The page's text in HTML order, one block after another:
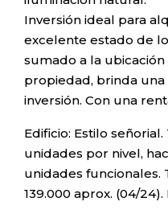
Inversión ideal para
excelente estado de
sumado a la
propiedad, brinda
inversión. Con una
Edificio: Estilo señorial.
unidades por nivel,
unidades funcionales.
139.000 aprox. (04/24).